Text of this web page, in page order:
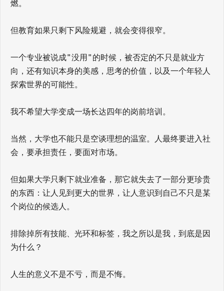
燃。
但教育如果只剩下风险规避，就会变得很窄。
一个专业被说成"没用"的时候，被否定的不只是就业方
向，还有知识本身的美感，思考的价值，以及一个年轻人
探索世界的可能性。
我不希望大学变成一场长达四年的岗前培训。
当然，大学也不能只是空谈理想的温室。人最终要进入社
会，要承担责任，要面对市场。
但如果大学只剩下就业准备，那它就失去了一部分更珍贵
的东西：让人见到更大的世界，让人意识到自己不只是某
个岗位的候选人。
排除掉所有技能、光环和标签，我之所以是我，到底是因
为什么？
人生的意义不是不亏，而是不悔。